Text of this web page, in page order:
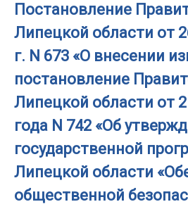
Постановление
Липецкой области от
г. N 673 «О внесении
постановление
Липецкой области от
года N 742 «Об
государственной
Липецкой области
общественной